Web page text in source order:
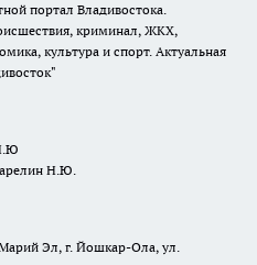
портал Владивостока.
криминал, ЖКХ,
культура и спорт. Актуальная
Н.Ю.
Эл, г. Йошкар-Ола, ул.